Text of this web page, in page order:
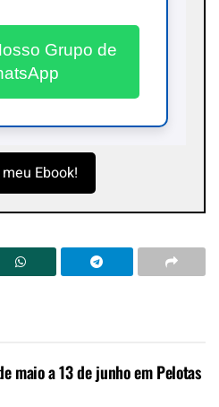
Grupo de
Ebook!
maio a 13 de junho em Pelotas